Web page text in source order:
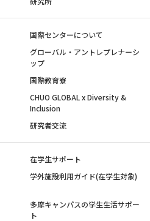
国際センターについて
グローバル・アントレプレナーシ
ップ
国際教育寮
CHUO GLOBAL x Diversity &
Inclusion
研究者交流
在学生サポート
学外施設利用ガイド(在学生対象)
多摩キャンパスの学生生活サポー
ト